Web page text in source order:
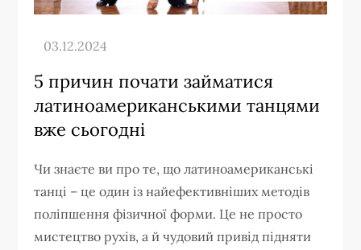
5 причин почати займатися
латиноамериканськими танцями
вже сьогодні
Чи знаєте ви про те, що латиноамериканські
танці – це один із найефективніших методів
поліпшення фізичної форми. Це не просто
мистецтво рухів, а й чудовий привід підняти